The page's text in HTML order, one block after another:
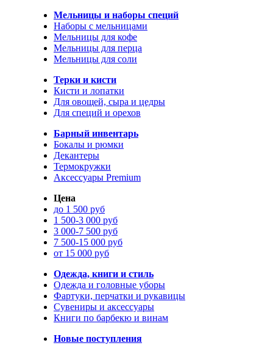
Мельницы и наборы специй
Наборы с мельницами
Мельницы для кофе
Мельницы для перца
Мельницы для соли
Терки и кисти
Кисти и лопатки
Для овощей, сыра и цедры
Для специй и орехов
Барный инвентарь
Бокалы и рюмки
Декантеры
Термокружки
Аксессуары Premium
Цена
до 1 500 руб
1 500-3 000 руб
3 000-7 500 руб
7 500-15 000 руб
от 15 000 руб
Одежда, книги и стиль
Одежда и головные уборы
Фартуки, перчатки и рукавицы
Сувениры и аксессуары
Книги по барбекю и винам
Новые поступления